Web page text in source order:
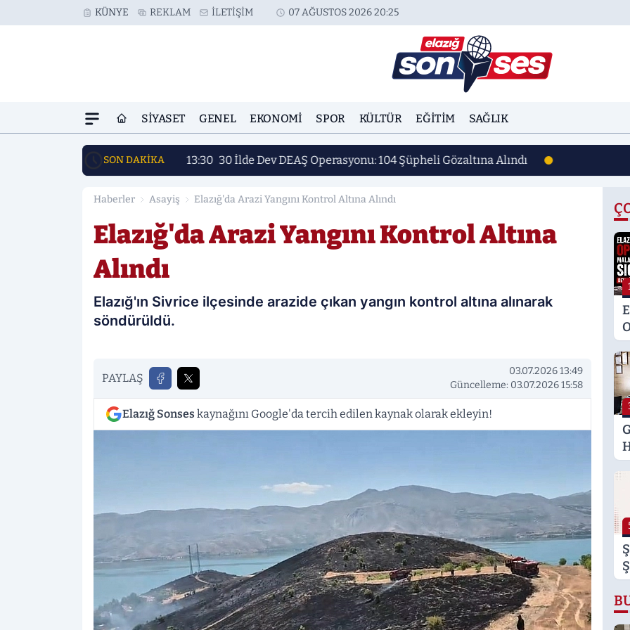
KÜNYE REKLAM İLETIŞIM 07 AĞUSTOS 2026 20:25
SIYASET GENEL EKONOMI SPOR KÜLTÜR EĞITIM SAĞLIK
SON DAKİKA 13:30 30 İlde Dev DEAŞ Operasyonu: 104 Şüpheli Gözaltına Alındı
Haberler Asayiş Elazığ'da Arazi Yangını Kontrol Altına Alındı
Elazığ'da Arazi Yangını Kontrol Altına
Alındı
Elazığ'ın Sivrice ilçesinde arazide çıkan yangın kontrol altına alınarak
söndürüldü.
PAYLAŞ
03.07.2026 13:49
Güncelleme: 03.07.2026 15:58
Elazığ Sonses kaynağını Google'da tercih edilen kaynak olarak ekleyin!